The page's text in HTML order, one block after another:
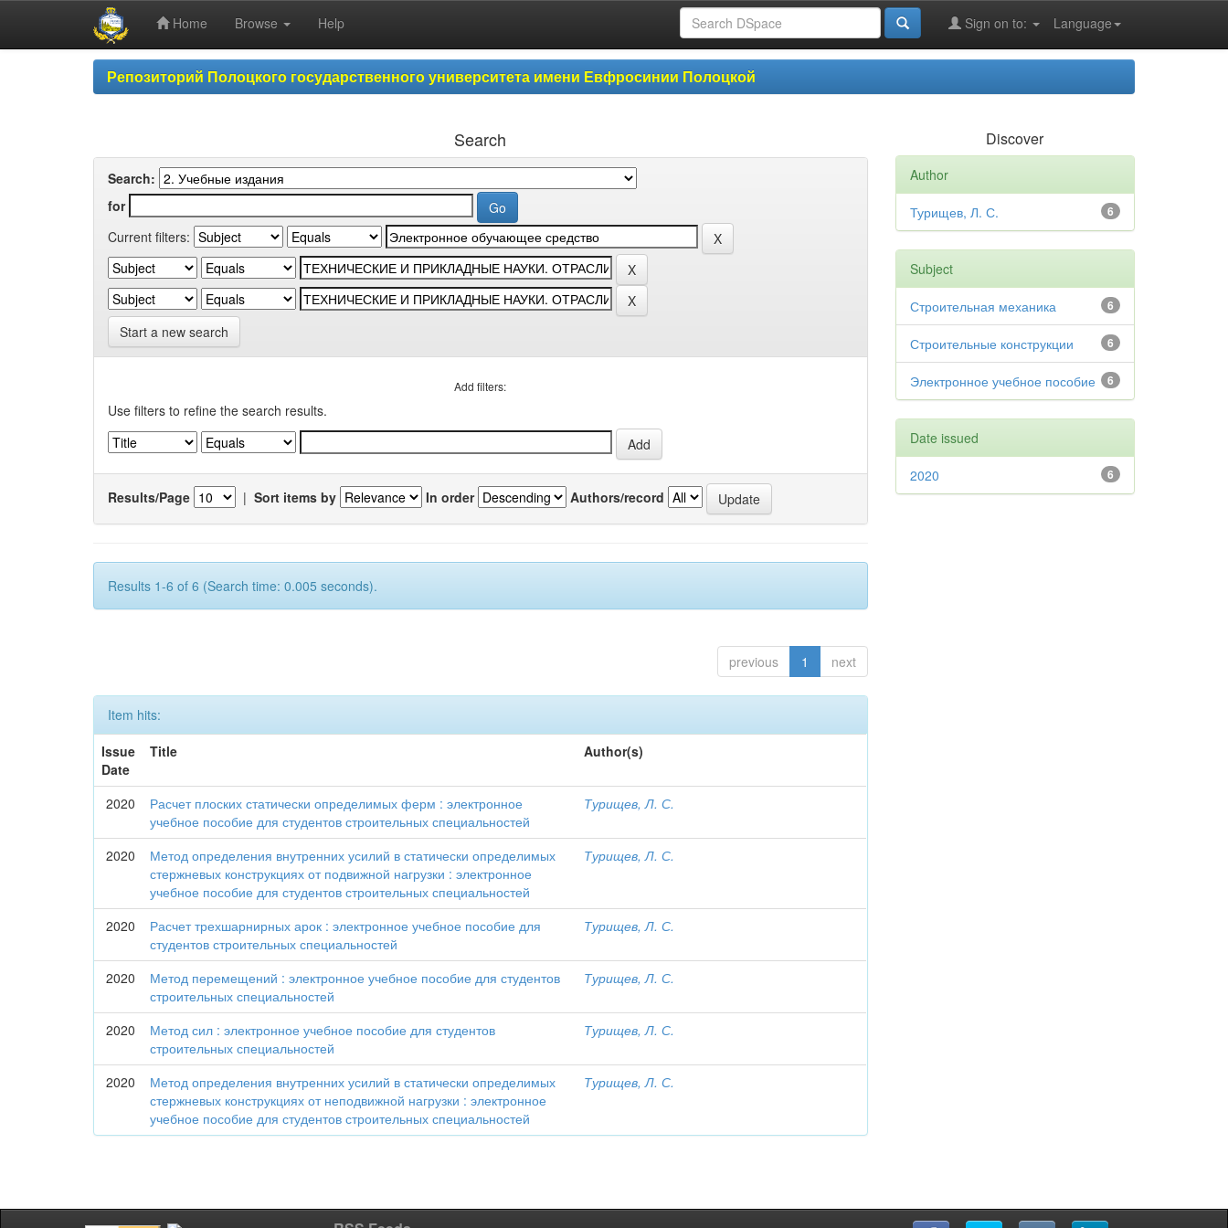
Home Browse Help Language
Sign on to:
Репозиторий Полоцкого государственного университета имени Евфросинии Полоцкой
Search
Search:
for
Current filters:
Start a new search
Add filters:
Use filters to refine the search results.
Results/Page | Sort items by In order Authors/record
Results 1-6 of 6 (Search time: 0.005 seconds).
previous 1 next
Item hits:
Issue
Date
Title Author(s)
2020
Расчет плоских статически определимых ферм : электронное
учебное пособие для студентов строительных специальностей
Турищев, Л. С.
2020
Метод определения внутренних усилий в статически определимых
стержневых конструкциях от подвижной нагрузки : электронное
учебное пособие для студентов строительных специальностей
Турищев, Л. С.
2020
Расчет трехшарнирных арок : электронное учебное пособие для
студентов строительных специальностей
Турищев, Л. С.
2020
Метод перемещений : электронное учебное пособие для студентов
строительных специальностей
Турищев, Л. С.
2020
Метод сил : электронное учебное пособие для студентов
строительных специальностей
Турищев, Л. С.
2020
Метод определения внутренних усилий в статически определимых
стержневых конструкциях от неподвижной нагрузки : электронное
учебное пособие для студентов строительных специальностей
Турищев, Л. С.
Discover
Author
6
Турищев, Л. С.
Subject
6
Строительная механика
6
Строительные конструкции
6
Электронное учебное пособие
Date issued
6
2020